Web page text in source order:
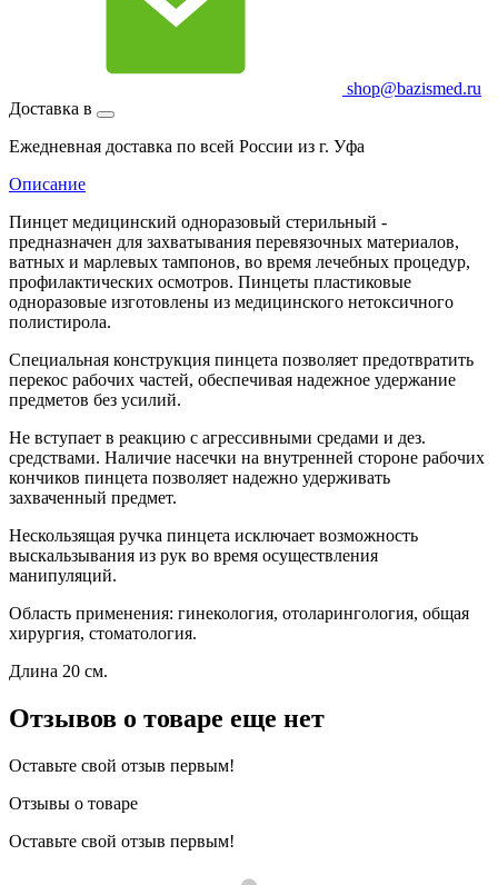
shop@bazismed.ru
Доставка в
Ежедневная доставка по всей России из г. Уфа
Описание
Пинцет медицинский одноразовый стерильный -
предназначен для захватывания перевязочных материалов,
ватных и марлевых тампонов, во время лечебных процедур,
профилактических осмотров. Пинцеты пластиковые
одноразовые изготовлены из медицинского нетоксичного
полистирола.
Специальная конструкция пинцета позволяет предотвратить
перекос рабочих частей, обеспечивая надежное удержание
предметов без усилий.
Не вступает в реакцию с агрессивными средами и дез.
средствами. Наличие насечки на внутренней стороне рабочих
кончиков пинцета позволяет надежно удерживать
захваченный предмет.
Нескользящая ручка пинцета исключает возможность
выскальзывания из рук во время осуществления
манипуляций.
Область применения: гинекология, отоларингология, общая
хирургия, стоматология.
Длина 20 см.
Отзывов о товаре еще нет
Оставьте свой отзыв первым!
Отзывы о товаре
Оставьте свой отзыв первым!